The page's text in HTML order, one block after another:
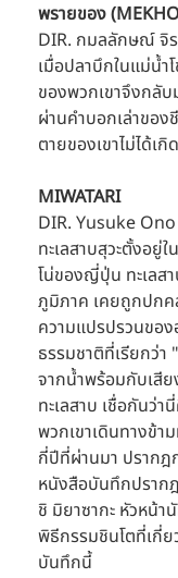
พรายของ
DIR. กมลลักษณ์ จิ
เมื่อปลาบึกในแม่น้
ของพวกเขาจึงกลับ
ผ่านคำบอกเล่าของ
ตายของเขาไม่ได้เ
MIWATARI
DIR. Yusuke Ono
ทะเลสาบสุวะตั้งอยู่
โน่ของญี่ปุ่น ทะเลส
ภูมิภาค เคยถูกปกค
ความแปรปรวนขอ
ธรรมชาติที่เรียกว่า
จากน้ำพร้อมกับเสี
ทะเลสาบ เชื่อกันว่า
พวกเขาเดินทางข้า
กี่ปีที่ผ่านมา ปราก
หนังสือบันทึกปราก
ชิ มิยาซากะ หัวหน้
พิธีกรรมชินโตที่เกี่
บันทึกนี้